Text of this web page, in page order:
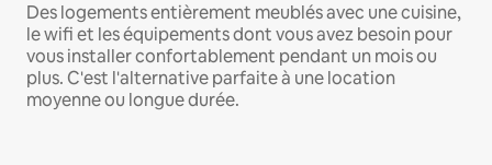
Des logements entièrement meublés avec une cuisine,
le wifi et les équipements dont vous avez besoin pour
vous installer confortablement pendant un mois ou
plus. C'est l'alternative parfaite à une location
moyenne ou longue durée.